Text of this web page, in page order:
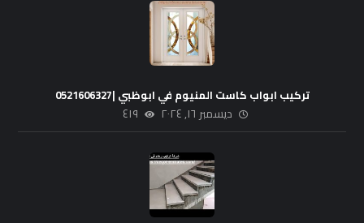
تركيب ابواب كاست المنيوم في ابوظبي |0521606327
ديسمبر ١٦, ٢٠٢٤ ٤١٩